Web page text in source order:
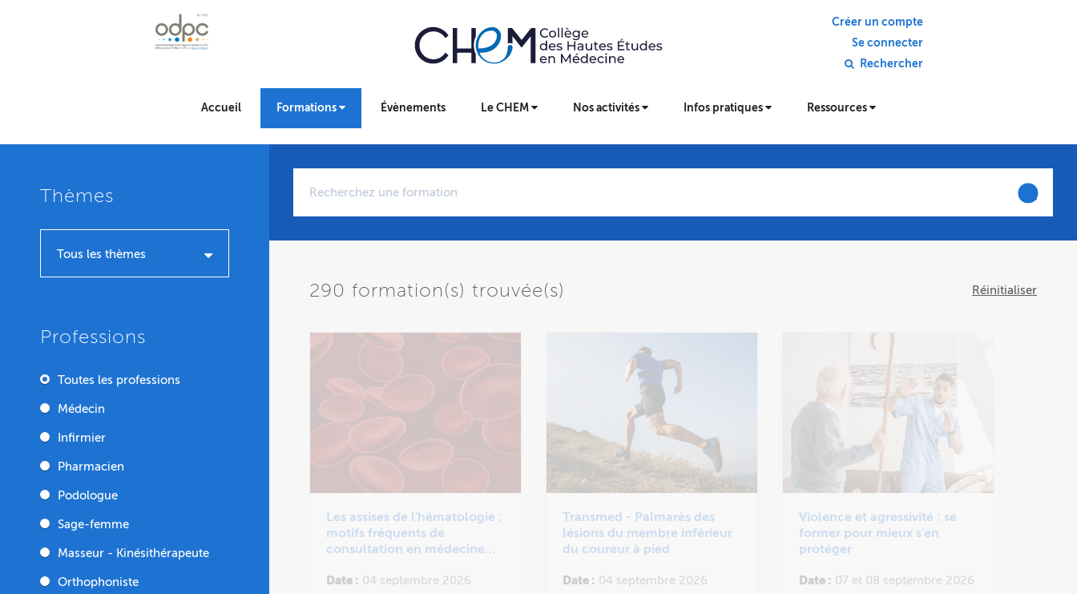
Créer un compte
Se connecter
Rechercher
Accueil Formations Évènements Le CHEM Nos activités Infos pratiques Ressources
Thèmes
Tous les thèmes
Professions
Toutes les professions
Médecin
Infirmier
Pharmacien
Podologue
Sage-femme
Masseur - Kinésithérapeute
Orthophoniste
290 formation(s) trouvée(s) Réinitialiser
Les assises de l'hématologie :
motifs fréquents de
consultation en médecine
Date : 04 septembre 2026
Transmed - Palmarès des
lésions du membre inférieur
du coureur à pied
Date : 04 septembre 2026
Violence et agressivité : se
former pour mieux s'en
protéger
Date : 07 et 08 septembre 2026